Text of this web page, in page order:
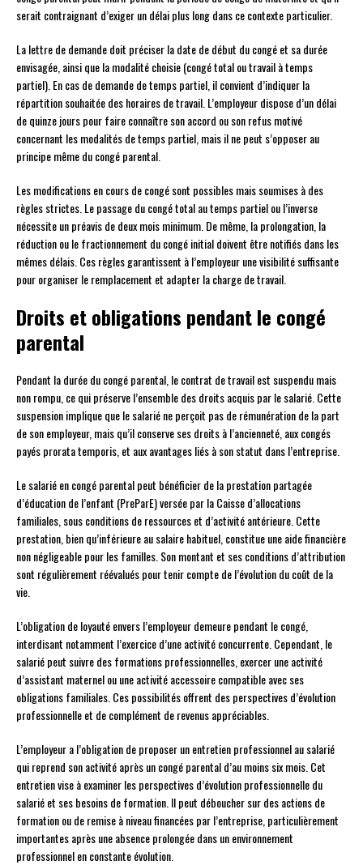
serait contraignant d’exiger un délai plus long dans ce contexte particulier.
La lettre de demande doit préciser la date de début du congé et sa durée
envisagée, ainsi que la modalité choisie (congé total ou travail à temps
partiel). En cas de demande de temps partiel, il convient d’indiquer la
répartition souhaitée des horaires de travail. L’employeur dispose d’un délai
de quinze jours pour faire connaître son accord ou son refus motivé
concernant les modalités de temps partiel, mais il ne peut s’opposer au
principe même du congé parental.
Les modifications en cours de congé sont possibles mais soumises à des
règles strictes. Le passage du congé total au temps partiel ou l’inverse
nécessite un préavis de deux mois minimum. De même, la prolongation, la
réduction ou le fractionnement du congé initial doivent être notifiés dans les
mêmes délais. Ces règles garantissent à l’employeur une visibilité suffisante
pour organiser le remplacement et adapter la charge de travail.
Droits et obligations pendant le congé
parental
Pendant la durée du congé parental, le contrat de travail est suspendu mais
non rompu, ce qui préserve l’ensemble des droits acquis par le salarié. Cette
suspension implique que le salarié ne perçoit pas de rémunération de la part
de son employeur, mais qu’il conserve ses droits à l’ancienneté, aux congés
payés prorata temporis, et aux avantages liés à son statut dans l’entreprise.
Le salarié en congé parental peut bénéficier de la prestation partagée
d’éducation de l’enfant (PreParE) versée par la Caisse d’allocations
familiales, sous conditions de ressources et d’activité antérieure. Cette
prestation, bien qu’inférieure au salaire habituel, constitue une aide financière
non négligeable pour les familles. Son montant et ses conditions d’attribution
sont régulièrement réévalués pour tenir compte de l’évolution du coût de la
vie.
L’obligation de loyauté envers l’employeur demeure pendant le congé,
interdisant notamment l’exercice d’une activité concurrente. Cependant, le
salarié peut suivre des formations professionnelles, exercer une activité
d’assistant maternel ou une activité accessoire compatible avec ses
obligations familiales. Ces possibilités offrent des perspectives d’évolution
professionnelle et de complément de revenus appréciables.
L’employeur a l’obligation de proposer un entretien professionnel au salarié
qui reprend son activité après un congé parental d’au moins six mois. Cet
entretien vise à examiner les perspectives d’évolution professionnelle du
salarié et ses besoins de formation. Il peut déboucher sur des actions de
formation ou de remise à niveau financées par l’entreprise, particulièrement
importantes après une absence prolongée dans un environnement
professionnel en constante évolution.